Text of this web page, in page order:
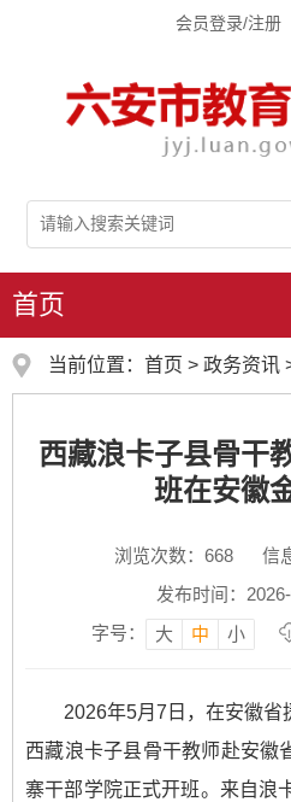
会员登录/注册
首页
当前位置： 首页 > 政务资讯
西藏浪卡子县骨干
班在安徽
浏览次数： 668
信
发布时间：
字号：
大 中 小
2026年5月7日，在安徽省
西藏浪卡子县骨干教师赴安徽
寨干部学院正式开班。来自浪